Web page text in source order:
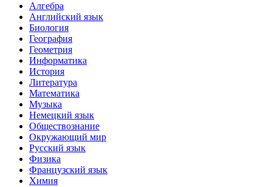
Алгебра
Английский язык
Биология
География
Геометрия
Информатика
История
Литература
Математика
Музыка
Немецкий язык
Обществознание
Окружающий мир
Русский язык
Физика
Французский язык
Химия